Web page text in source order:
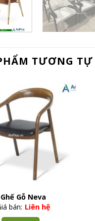
TƯƠNG TỰ
Ghế Gỗ Neva
bán: Liên hệ